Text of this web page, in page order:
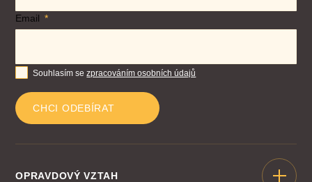
OPRAVDOVÝ VZTAH
Email
Souhlasím sezpracováním osobních údajů
CHCI ODEBÍRAT